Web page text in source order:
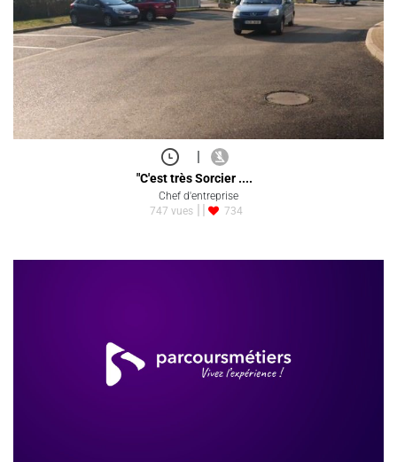
|
"C'est très Sorcier ....
Chef d'entreprise
747 vues
734